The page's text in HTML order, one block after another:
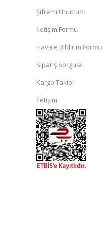
Şifremi Unuttum
İletişim Formu
Havale Bildirim Formu
Sipariş Sorgula
Kargo Takibi
İletişim